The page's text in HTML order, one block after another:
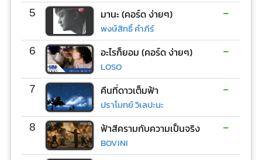
5 มานะ (คอร์ด ง่ายๆ)
พงษ์สิทธิ์ คำภีร์
-
6 อะไรก็ยอม (คอร์ด ง่ายๆ)
LOSO
-
7 คืนที่ดาวเต็มฟ้า
ปราโมทย์ วิเลปะนะ
-
8 ฟ้าสีครามกับความเป็นจริง
BOVINI
-